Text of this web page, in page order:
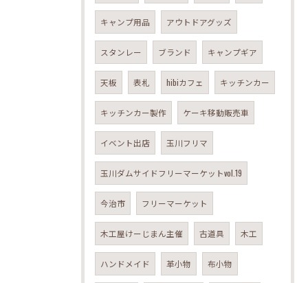
キャンプ用品 アウトドアグッズ
スタンレー ブランド キャンプギア
天板 表札 hibiカフェ キッチンカー
キッチンカー製作 ケーキ移動販売車
イベント出店 玉川フリマ
玉川ダムサイドフリーマーケットvol.19
今治市 フリーマーケット
木工屋けーじまん主催 古道具 木工
ハンドメイド 革小物 布小物